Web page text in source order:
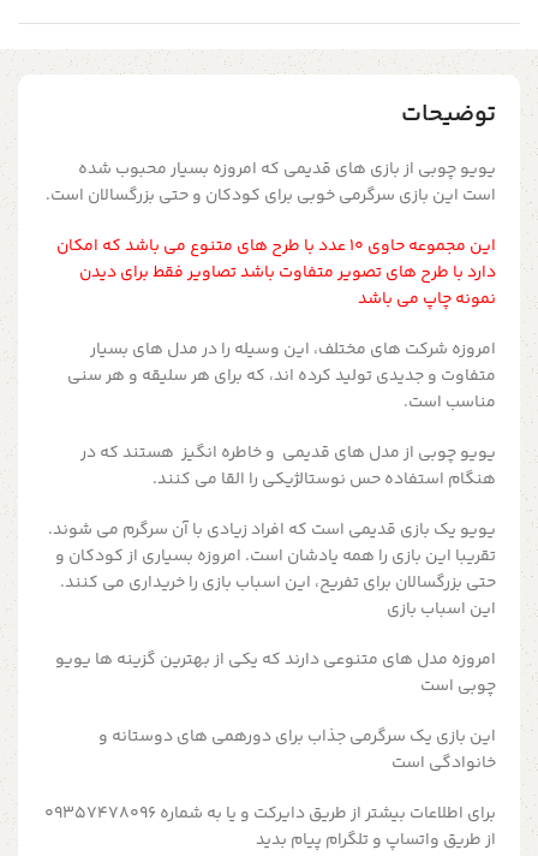
توضیحات
یویو چوبی از بازی های قدیمی که امروزه بسیار محبوب شده
است این بازی سرگرمی خوبی برای کودکان و حتی بزرگسالان است.
این مجموعه حاوی ۱۰ عدد با طرح های متنوع می باشد که امکان
دارد با طرح های تصویر متفاوت باشد تصاویر فقط برای دیدن
نمونه چاپ می باشد
امروزه شرکت های مختلف، این وسیله را در مدل های بسیار
متفاوت و جدیدی تولید کرده اند، که برای هر سلیقه و هر سنی
مناسب است.
یویو چوبی از مدل های قدیمی و خاطره انگیز هستند که در
هنگام استفاده حس نوستالژیکی را القا می کنند.
یویو یک بازی قدیمی است که افراد زیادی با آن سرگرم می شوند.
تقریبا این بازی را همه یادشان است. امروزه بسیاری از کودکان و
حتی بزرگسالان برای تفریح، این اسباب بازی را خریداری می کنند.
این اسباب بازی
امروزه مدل های متنوعی دارند که یکی از بهترین گزینه ها یویو
چوبی است
این بازی یک سرگرمی جذاب برای دورهمی های دوستانه و
خانوادگی است
برای اطلاعات بیشتر از طریق دایرکت و یا به شماره 09357478096
از طریق واتساپ و تلگرام پیام بدید